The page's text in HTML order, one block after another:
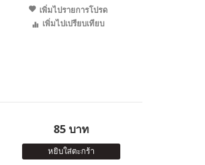
เพิ่มไปรายการโปรด
เพิ่มไปเปรียบเทียบ
85 บาท
หยิบใส่ตะกร้า